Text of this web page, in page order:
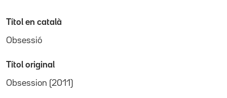
Títol en català
Obsessió
Títol original
Obsession (2011)